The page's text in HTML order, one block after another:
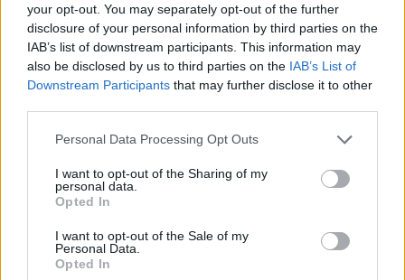
your opt-out. You may separately opt-out of the further
disclosure of your personal information by third parties on the
IAB’s list of downstream participants. This information may
also be disclosed by us to third parties on the IAB’s List of
Downstream Participants that may further disclose it to other
Personal Data Processing Opt Outs
I want to opt-out of the Sharing of my
personal data.
Opted In
I want to opt-out of the Sale of my
Personal Data.
Opted In